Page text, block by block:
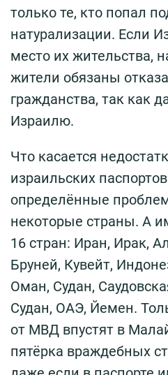
только те, кто попал
натурализации. Если
место их жительства,
жители обязаны
гражданства, так как
Израилю.
Что касается
израильских
определённые
некоторые страны. А
16 стран: Иран, Ирак,
Бруней, Кувейт,
Оман, Судан,
Судан, ОАЭ, Йемен.
от МВД впустят в
пятёрка враждебных